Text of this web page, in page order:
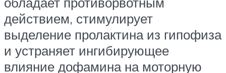
действием, стимулирует
выделение пролактина из гипофиза
и устраняет ингибирующее
влияние дофамина на моторную